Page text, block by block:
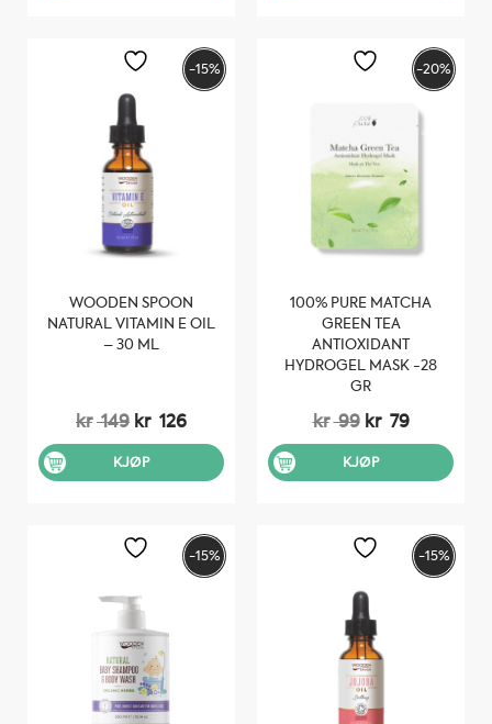
-15%
WOODEN SPOON
NATURAL VITAMIN E OIL
– 30 ML
kr149 Opprinnelig
pris
var:
kr 149.
kr 126Nåværende
pris
kr 126.
KJØP
-20%
100% PURE MATCHA
GREEN TEA
ANTIOXIDANT
HYDROGEL MASK -28
GR
kr99 Opprinnelig
pris
var:
kr 99.
kr 79
pris
kr 79.
KJØP
-15% -15%